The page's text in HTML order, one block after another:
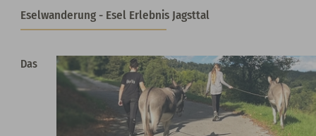
Eselwanderung - Esel Erlebnis Jagsttal
Das